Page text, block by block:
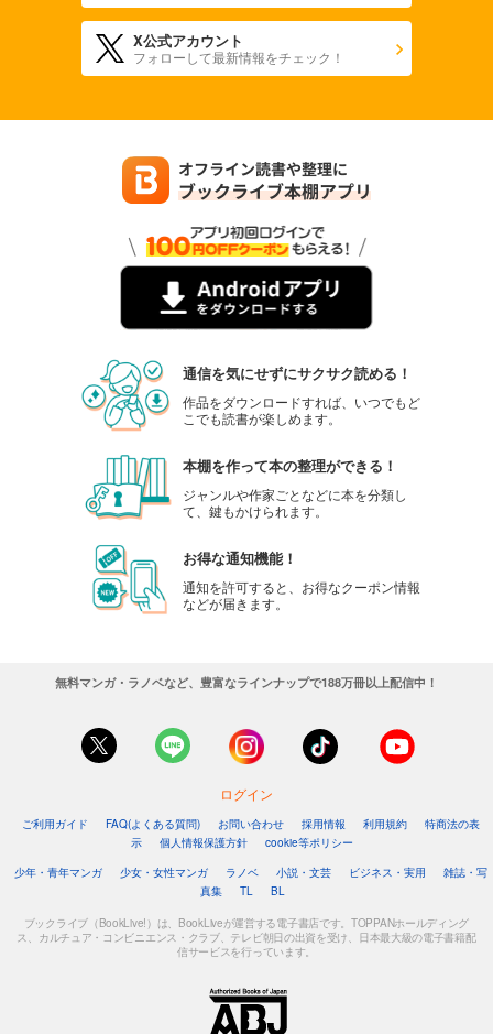
X公式アカウント
フォローして最新情報をチェック！
通信を気にせずにサクサク読める！
作品をダウンロードすれば、いつでもど
こでも読書が楽しめます。
本棚を作って本の整理ができる！
ジャンルや作家ごとなどに本を分類し
て、鍵もかけられます。
お得な通知機能！
通知を許可すると、お得なクーポン情報
などが届きます。
無料マンガ・ラノベなど、豊富なラインナップで188万冊以上配信中！
ログイン
ご利用ガイド FAQ(よくある質問) お問い合わせ 採用情報 利用規約
特商法の表
示
個人情報保護方針
cookie等ポリシー
少年・青年マンガ
少女・女性マンガ ラノベ 小説・文芸 ビジネス・実用
雑誌・写
真集
TL BL
ブックライブ（BookLive!）は、BookLiveが運営する電子書店です。TOPPANホールディング
ス、カルチュア・コンビニエンス・クラブ、テレビ朝日の出資を受け、日本最大級の電子書籍配
信サービスを行っています。